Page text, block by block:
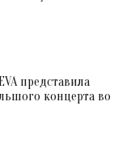
представила
концерта во